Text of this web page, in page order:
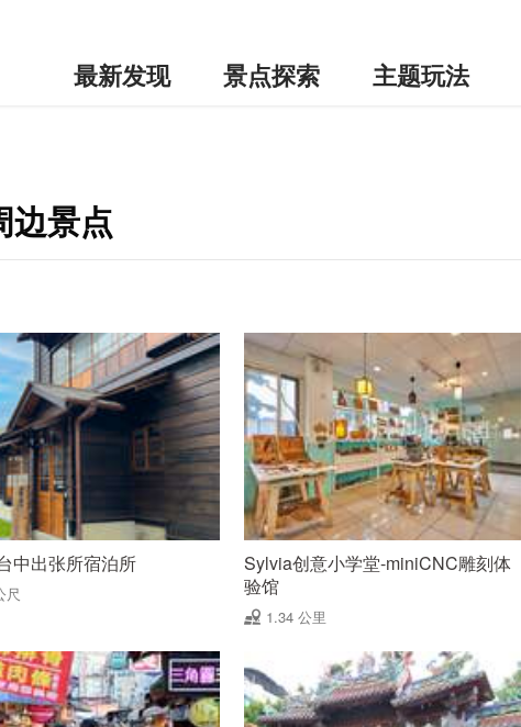
最新发现 景点探索 主题玩法
边景点
中出张所宿泊所
尺
Sylvia创意小学堂-miniCNC雕刻体
验馆
1.34 公里